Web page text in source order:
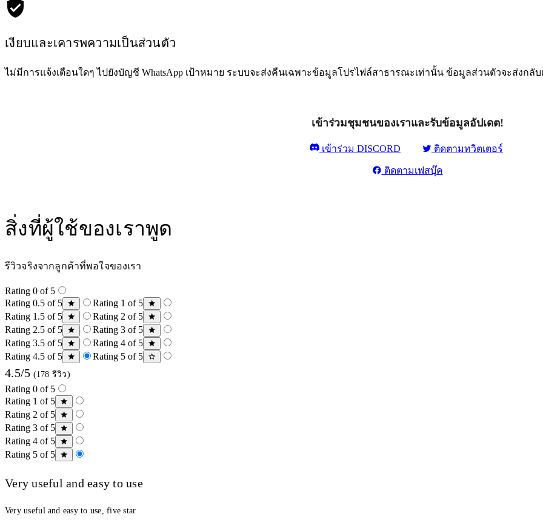
เงียบและเคารพความเป็นส่วนตัว
ไม่มีการแจ้งเตือนใดๆ ไปยังบัญชี WhatsApp เป้าหมาย ระบบจะส่งคืนเฉพาะข้อมูลโปรไฟล์สาธารณะเท่านั้น ข้อมูลส่วนตัวจะส่งกลับ
เข้าร่วมชุมชนของเราและรับข้อมูลอัปเดต!
เข้าร่วม DISCORD ติดตามทวิตเตอร์
ติดตามเฟสบุ๊ค
สิ่งที่ผู้ใช้ของเราพูด
รีวิวจริงจากลูกค้าที่พอใจของเรา
Rating 0 of 5
Rating 0.5 of 5
Rating 1 of 5
Rating 1.5 of 5
Rating 2 of 5
Rating 2.5 of 5
Rating 3 of 5
Rating 3.5 of 5
Rating 4 of 5
Rating 4.5 of 5
Rating 5 of 5
4.5/5 (178 รีวิว)
Rating 0 of 5
Rating 1 of 5
Rating 2 of 5
Rating 3 of 5
Rating 4 of 5
Rating 5 of 5
Very useful and easy to use
Very useful and easy to use, five star